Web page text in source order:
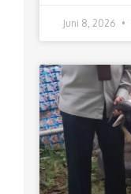
Juni 8, 2026